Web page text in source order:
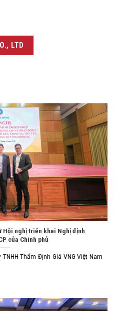
LTD
Hội nghị triển khai Nghị định
của Chính phủ
Thẩm Định Giá VNG Việt Nam